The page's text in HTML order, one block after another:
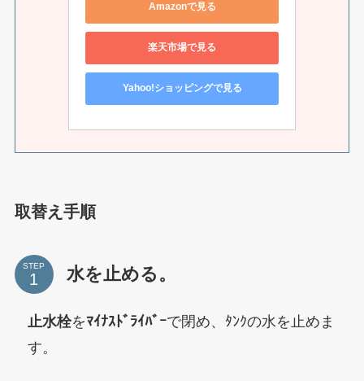
Amazonで見る
楽天市場で見る
Yahoo!ショッピングで見る
取替え手順
STEP 水を止める。
止水栓をﾏｲﾅｽﾄﾞﾗｲﾊﾞｰで閉め、ﾀﾝｸの水を止めま
す。